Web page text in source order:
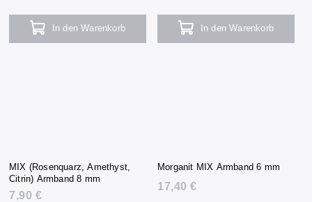
In den Warenkorb In den Warenkorb
MIX (Rosenquarz, Amethyst,
Citrin) Armband 8 mm
7,90 €
Morganit MIX Armband 6 mm
17,40 €